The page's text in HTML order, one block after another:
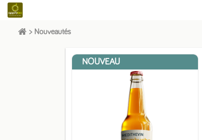
> Nouveautés
NOUVEAU